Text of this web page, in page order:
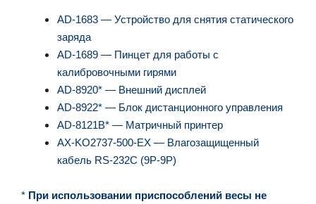
AD-1683 — Устройство для снятия статического
заряда
AD-1689 — Пинцет для работы с
калибровочными гирями
AD-8920* — Внешний дисплей
AD-8922* — Блок дистанционного управления
AD-8121B* — Матричный принтер
AX-KO2737-500-EX — Влагозащищенный
кабель RS-232C (9P-9P)
* При использовании приспособлений весы не